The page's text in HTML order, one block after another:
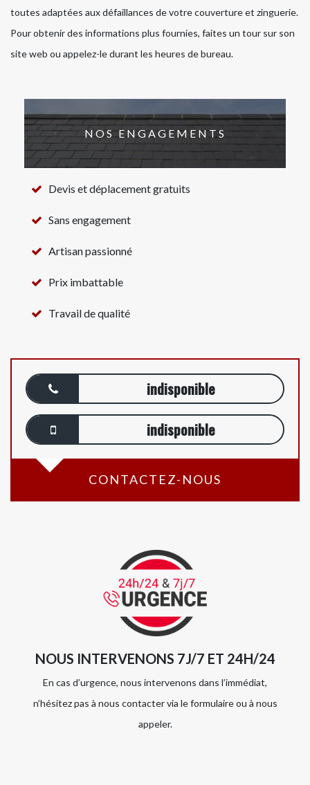
toutes adaptées aux défaillances de votre couverture et zinguerie.
Pour obtenir des informations plus fournies, faites un tour sur son
site web ou appelez-le durant les heures de bureau.
NOS ENGAGEMENTS
Devis et déplacement gratuits
Sans engagement
Artisan passionné
Prix imbattable
Travail de qualité
indisponible
indisponible
CONTACTEZ-NOUS
NOUS INTERVENONS 7J/7 ET 24H/24
En cas d’urgence, nous intervenons dans l’immédiat,
n’hésitez pas à nous contacter via le formulaire ou à nous
appeler.